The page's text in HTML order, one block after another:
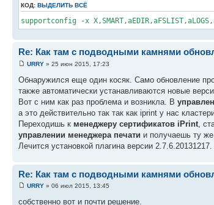
КОД: ВЫДЕЛИТЬ ВСЁ
supportconfig -x
Re: Как там с подводными камнями
URRY » 25 июн 2015, 17:23
Обнаружился еще один косяк. Само обновление
также автоматически устанавливаются новые
Вот с ним как раз проблема и возникла. В
а это действительно так так как iprint у нас
Переходишь к менеджеру сертификатов iPrint ,
управлении менеджера печати и получаешь ту
Лечится установкой плагина версии 2.7.6.20131217.
Re: Как там с подводными камнями
URRY » 06 июл 2015, 13:45
собственно вот и почти решение.